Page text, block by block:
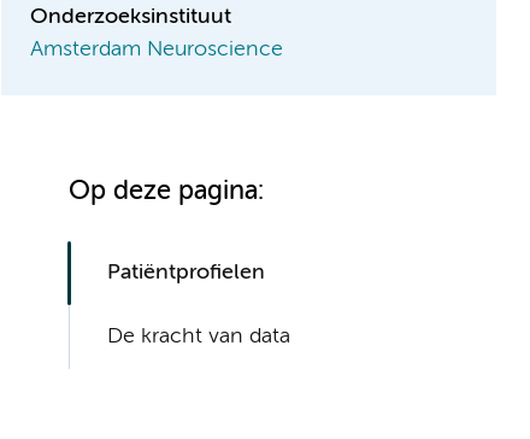
Onderzoeksinstituut
Amsterdam Neuroscience
Op deze pagina:
Patiëntprofielen
De kracht van data